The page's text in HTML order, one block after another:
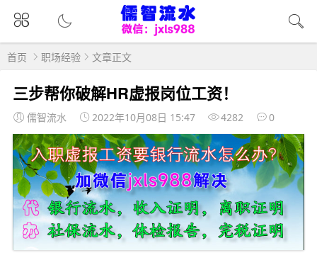
首页 职场经验 文章正文
三步帮你破解HR虚报岗位工资！
儒智流水 2022年10月08日 15:47 4282 0